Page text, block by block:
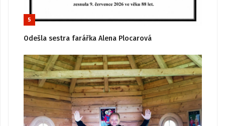
5
Odešla sestra farářka Alena Plocarová